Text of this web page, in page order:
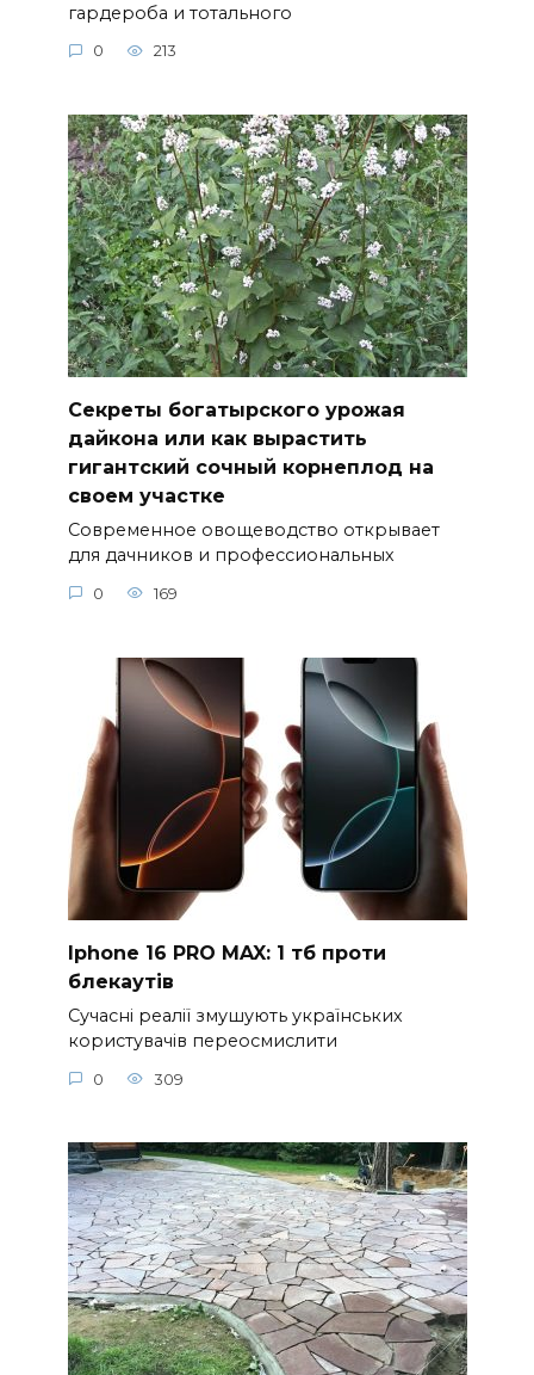
гардероба и тотального
0 213
Секреты богатырского урожая
дайкона или как вырастить
гигантский сочный корнеплод на
своем участке
Современное овощеводство открывает
для дачников и профессиональных
0 169
Iphone 16 PRO MAX: 1 тб проти
блекаутів
Сучасні реалії змушують українських
користувачів переосмислити
0 309